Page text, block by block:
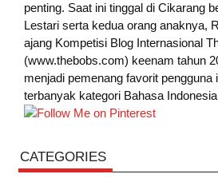
penting. Saat ini tinggal di Cikarang
Lestari serta kedua orang anaknya,
ajang Kompetisi Blog Internasional
(www.thebobs.com) keenam tahun
menjadi pemenang favorit pengguna
terbanyak kategori Bahasa
CATEGORIES